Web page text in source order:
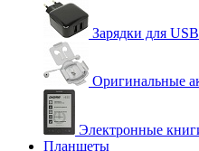
Зарядки для
Оригинальные
Электронные
Планшеты